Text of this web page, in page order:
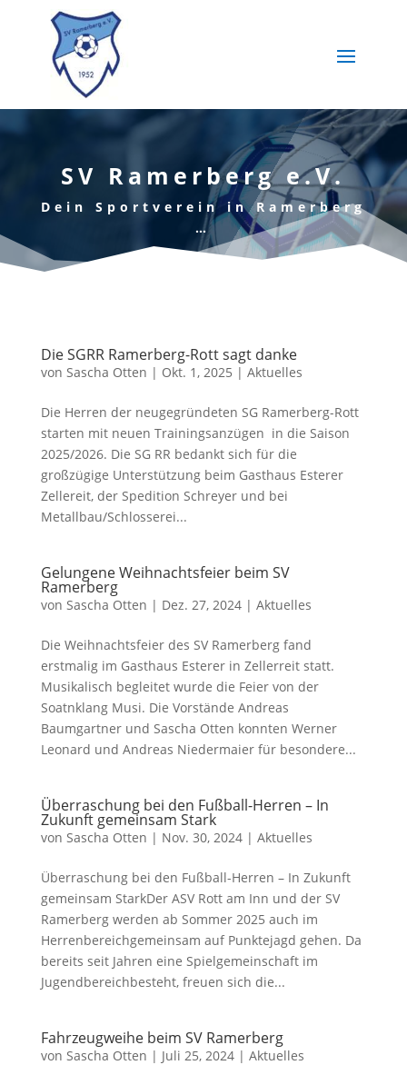
SV Ramerberg e.V.
Dein Sportverein in Ramerberg
…
Die SGRR Ramerberg-Rott sagt danke
von Sascha Otten | Okt. 1, 2025 | Aktuelles
Die Herren der neugegründeten SG Ramerberg-Rott
starten mit neuen Trainingsanzügen in die Saison
2025/2026. Die SG RR bedankt sich für die
großzügige Unterstützung beim Gasthaus Esterer
Zellereit, der Spedition Schreyer und bei
Metallbau/Schlosserei...
Gelungene Weihnachtsfeier beim SV
Ramerberg
von Sascha Otten | Dez. 27, 2024| Aktuelles
Die Weihnachtsfeier des SV Ramerberg fand
erstmalig im Gasthaus Esterer in Zellerreit statt.
Musikalisch begleitet wurde die Feier von der
Soatnklang Musi. Die Vorstände Andreas
Baumgartner und Sascha Otten konnten Werner
Leonard und Andreas Niedermaier für besondere...
Überraschung bei den Fußball-Herren – In
Zukunft gemeinsam Stark
von Sascha Otten | Nov. 30, 2024| Aktuelles
Überraschung bei den Fußball-Herren – In Zukunft
gemeinsam StarkDer ASV Rott am Inn und der SV
Ramerberg werden ab Sommer 2025 auch im
Herrenbereichgemeinsam auf Punktejagd gehen. Da
bereits seit Jahren eine Spielgemeinschaft im
Jugendbereichbesteht, freuen sich die...
Fahrzeugweihe beim SV Ramerberg
von Sascha Otten | Juli 25, 2024| Aktuelles